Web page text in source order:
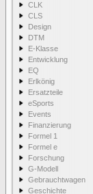
CLK
CLS
Design
DTM
E-Klasse
Entwicklung
EQ
Erlkönig
Ersatzteile
eSports
Events
Finanzierung
Formel 1
Formel e
Forschung
G-Modell
Gebrauchtwagen
Geschichte